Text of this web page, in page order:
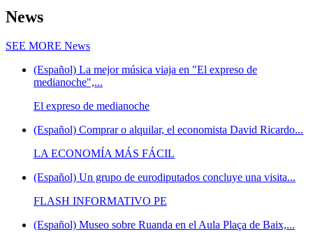
News
SEE MORE News
(Español) La mejor música viaja en "El expreso de
medianoche",...
El expreso de medianoche
(Español) Comprar o alquilar, el economista David Ricardo...
LA ECONOMÍA MÁS FÁCIL
(Español) Un grupo de eurodiputados concluye una visita...
FLASH INFORMATIVO PE
(Español) Museo sobre Ruanda en el Aula Plaça de Baix,...